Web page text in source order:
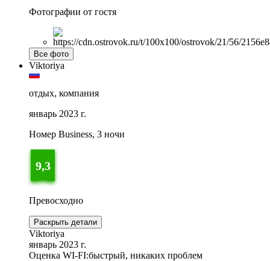
Фотографии от гостя
Все фото
Viktoriya
отдых, компания
январь 2023 г.
Номер Business, 3 ночи
9,3
Превосходно
Раскрыть детали
Viktoriya
январь 2023 г.
Оценка WI-FI:быстрый, никаких проблем